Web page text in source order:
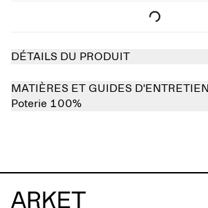
DÉTAILS DU PRODUIT
MATIÈRES ET GUIDES D'ENTRETIEN
Poterie 100%